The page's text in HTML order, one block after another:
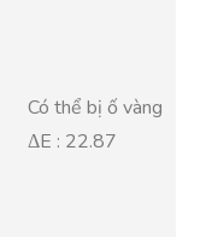
Có thể bị ố vàng
ΔE : 22.87